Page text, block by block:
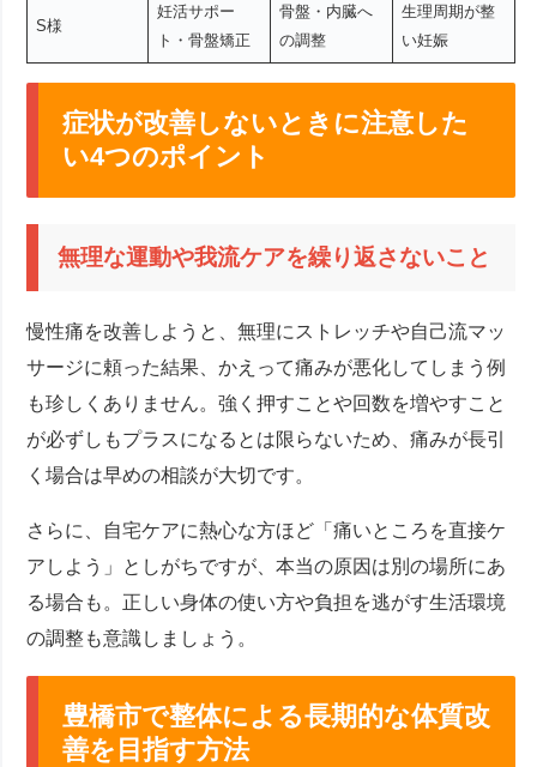
S様
妊活サポー
ト・骨盤矯正
骨盤・内臓へ
の調整
生理周期が整
い妊娠
症状が改善しないときに注意した
い4つのポイント
無理な運動や我流ケアを繰り返さないこと
慢性痛を改善しようと、無理にストレッチや自己流マッ
サージに頼った結果、かえって痛みが悪化してしまう例
も珍しくありません。強く押すことや回数を増やすこと
が必ずしもプラスになるとは限らないため、痛みが長引
く場合は早めの相談が大切です。
さらに、自宅ケアに熱心な方ほど「痛いところを直接ケ
アしよう」としがちですが、本当の原因は別の場所にあ
る場合も。正しい身体の使い方や負担を逃がす生活環境
の調整も意識しましょう。
豊橋市で整体による長期的な体質改
善を目指す方法